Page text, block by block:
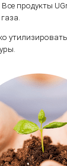
Все продукты